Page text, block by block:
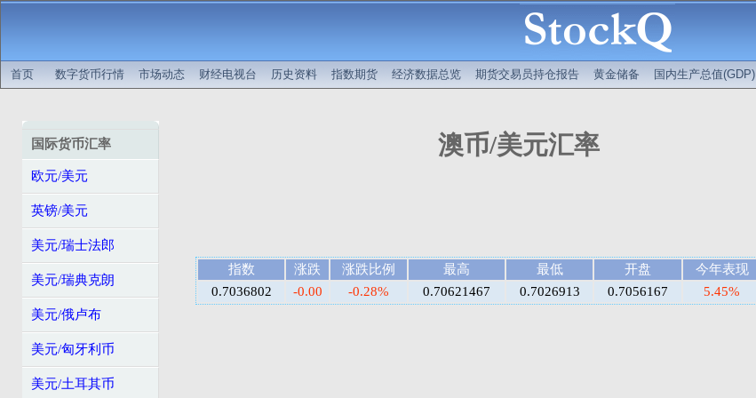
首页 数字货币行情 市场动态 财经电视台 历史资料 指数期货 经济数据总览 期货交易员持仓报告 黄金储备 国内生产总值(GDP)
国际货币汇率
欧元/美元
英镑/美元
美元/瑞士法郎
美元/瑞典克朗
美元/俄卢布
美元/匈牙利币
美元/土耳其币
澳币/美元汇率
指数 涨跌 涨跌比例 最高 最低 开盘 今年表现
0.7036802
-0.00 -0.28% 0.70621467 0.7026913 0.7056167 5.45%